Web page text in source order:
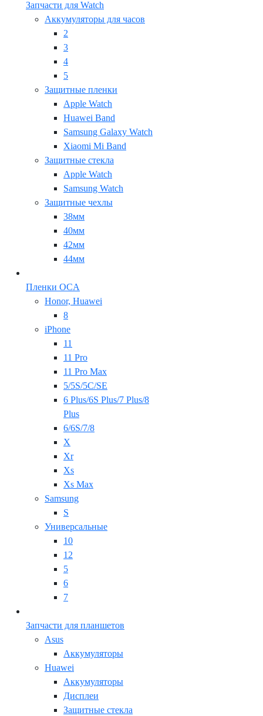
Запчасти для Watch
Аккумуляторы для часов
2
3
4
5
Защитные пленки
Apple Watch
Huawei Band
Samsung Galaxy Watch
Xiaomi Mi Band
Защитные стекла
Apple Watch
Samsung Watch
Защитные чехлы
38мм
40мм
42мм
44мм
Пленки OCA
Honor, Huawei
8
iPhone
11
11 Pro
11 Pro Max
5/5S/5C/SE
6 Plus/6S Plus/7 Plus/8
Plus
6/6S/7/8
X
Xr
Xs
Xs Max
Samsung
S
Универсальные
10
12
5
6
7
Запчасти для планшетов
Asus
Аккумуляторы
Huawei
Аккумуляторы
Дисплеи
Защитные стекла